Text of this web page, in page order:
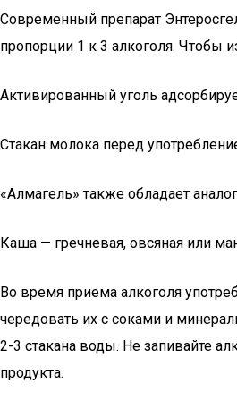
Современный препарат
пропорции 1 к 3 алкоголя. Чтобы
Активированный уголь
Стакан молока перед
«Алмагель» также обладает
Каша — гречневая, овсяная или
Во время приема алкоголя
чередовать их с соками и
2-3 стакана воды. Не запивайте
продукта.